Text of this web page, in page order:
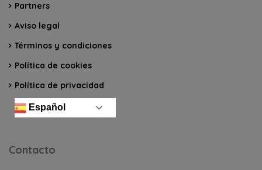
Partners
Aviso legal
Términos y condiciones
Política de cookies
Política de privacidad
Español
Contacto